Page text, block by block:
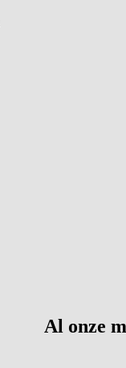
Al onze